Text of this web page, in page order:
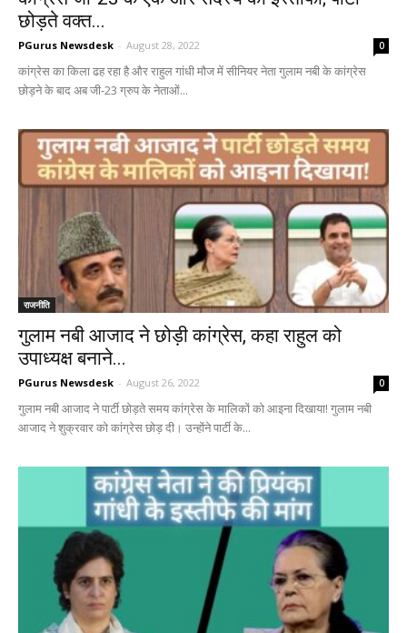
छोड़ते वक्त...
PGurus Newsdesk - August 28, 2022 0
कांग्रेस का किला ढह रहा है और राहुल गांधी मौज में सीनियर नेता गुलाम नबी के कांग्रेस
छोड़ने के बाद अब जी-23 ग्रुप के नेताओं...
राजनीति
गुलाम नबी आजाद ने छोड़ी कांग्रेस, कहा राहुल को
उपाध्यक्ष बनाने...
PGurus Newsdesk - August 26, 2022 0
गुलाम नबी आजाद ने पार्टी छोड़ते समय कांग्रेस के मालिकों को आइना दिखाया! गुलाम नबी
आजाद ने शुक्रवार को कांग्रेस छोड़ दी। उन्होंने पार्टी के...